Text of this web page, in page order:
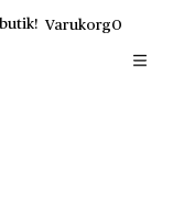
Varukorg0